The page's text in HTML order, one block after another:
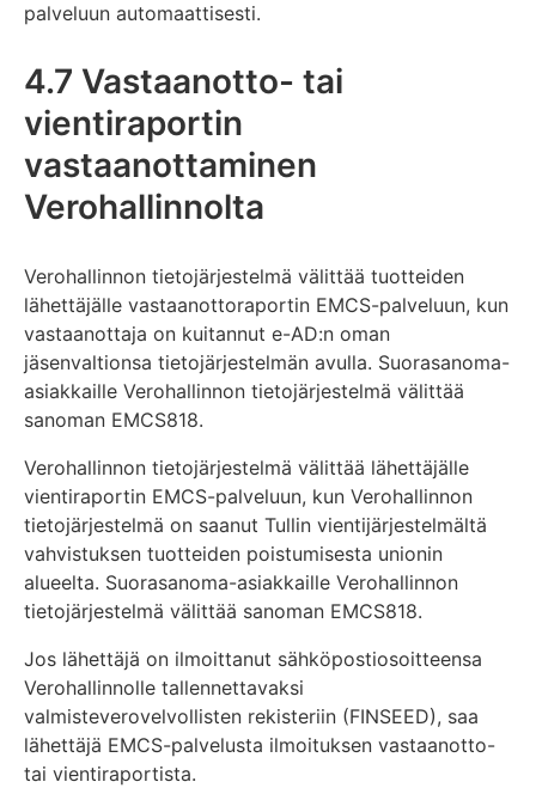
palveluun automaattisesti.
4.7 Vastaanotto- tai
vientiraportin
vastaanottaminen
Verohallinnolta
Verohallinnon tietojärjestelmä välittää tuotteiden
lähettäjälle vastaanottoraportin EMCS-palveluun, kun
vastaanottaja on kuitannut e-AD:n oman
jäsenvaltionsa tietojärjestelmän avulla. Suorasanoma-
asiakkaille Verohallinnon tietojärjestelmä välittää
sanoman EMCS818.
Verohallinnon tietojärjestelmä välittää lähettäjälle
vientiraportin EMCS-palveluun, kun Verohallinnon
tietojärjestelmä on saanut Tullin vientijärjestelmältä
vahvistuksen tuotteiden poistumisesta unionin
alueelta. Suorasanoma-asiakkaille Verohallinnon
tietojärjestelmä välittää sanoman EMCS818.
Jos lähettäjä on ilmoittanut sähköpostiosoitteensa
Verohallinnolle tallennettavaksi
valmisteverovelvollisten rekisteriin (FINSEED), saa
lähettäjä EMCS-palvelusta ilmoituksen vastaanotto-
tai vientiraportista.